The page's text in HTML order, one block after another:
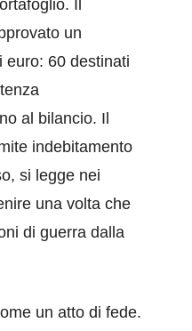
Il
un
euro: 60 destinati
al bilancio. Il
indebitamento
si legge nei
una volta che
di guerra dalla
un atto di fede.